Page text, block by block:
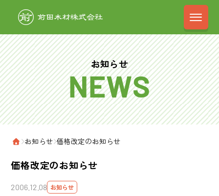
前田木材株式
お知らせ
ホーム
›お知らせ›価格改定のお知らせ
価格改定のお知らせ
2006.12.08 お知らせ